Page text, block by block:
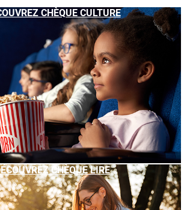
CHÈQUE CULTURE
CHÈQUE LIRE